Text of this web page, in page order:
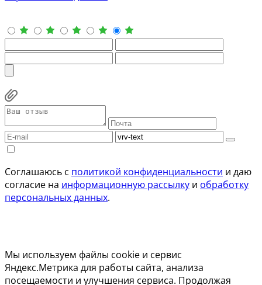
Соглашаюсь с политикой конфиденциальности и даю
согласие на информационную рассылку и обработку
персональных данных.
Мы используем файлы cookie и сервис
Яндекс.Метрика для работы сайта, анализа
посещаемости и улучшения сервиса. Продолжая